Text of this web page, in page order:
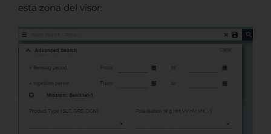
esta zona del visor: